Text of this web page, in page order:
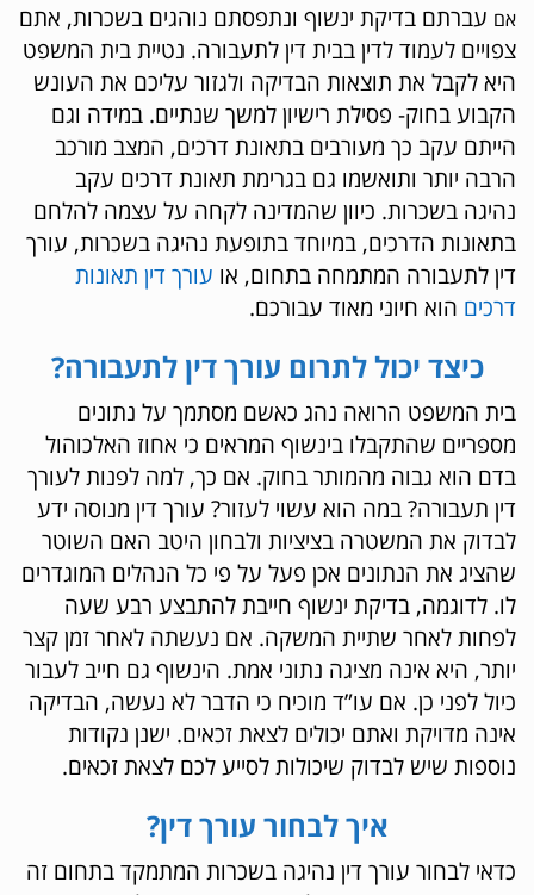
אם עברתם בדיקת ינשוף ונתפסתם נוהגים בשכרות, אתם
צפויים לעמוד לדין בבית דין לתעבורה. נטיית בית המשפט
היא לקבל את תוצאות הבדיקה ולגזור עליכם את העונש
הקבוע בחוק- פסילת רישיון למשך שנתיים. במידה וגם
הייתם עקב כך מעורבים בתאונת דרכים, המצב מורכב
הרבה יותר ותואשמו גם בגרימת תאונת דרכים עקב
נהיגה בשכרות. כיוון שהמדינה לקחה על עצמה להלחם
בתאונות הדרכים, במיוחד בתופעת נהיגה בשכרות, עורך
דין לתעבורה המתמחה בתחום, או עורך דין תאונות
דרכים הוא חיוני מאוד עבורכם.
כיצד יכול לתרום עורך דין לתעבורה?
בית המשפט הרואה נהג כאשם מסתמך על נתונים
מספריים שהתקבלו בינשוף המראים כי אחוז האלכוהול
בדם הוא גבוה מהמותר בחוק. אם כך, למה לפנות לעורך
דין תעבורה? במה הוא עשוי לעזור? עורך דין מנוסה ידע
לבדוק את המשטרה בציציות ולבחון היטב האם השוטר
שהציג את הנתונים אכן פעל על פי כל הנהלים המוגדרים
לו. לדוגמה, בדיקת ינשוף חייבת להתבצע רבע שעה
לפחות לאחר שתיית המשקה. אם נעשתה לאחר זמן קצר
יותר, היא אינה מציגה נתוני אמת. הינשוף גם חייב לעבור
כיול לפני כן. אם עו”ד מוכיח כי הדבר לא נעשה, הבדיקה
אינה מדויקת ואתם יכולים לצאת זכאים. ישנן נקודות
נוספות שיש לבדוק שיכולות לסייע לכם לצאת זכאים.
איך לבחור עורך דין?
כדאי לבחור עורך דין נהיגה בשכרות המתמקד בתחום זה